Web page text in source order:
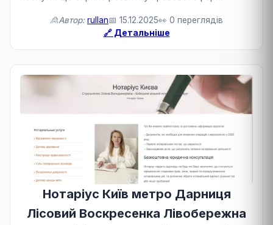
🙎Автор: rullan📅 15.12.2025👀 0 переглядів
🔗 Детальніше
Нотаріус Київ метро Дарниця
Лісовий Воскресенка Лівобережна